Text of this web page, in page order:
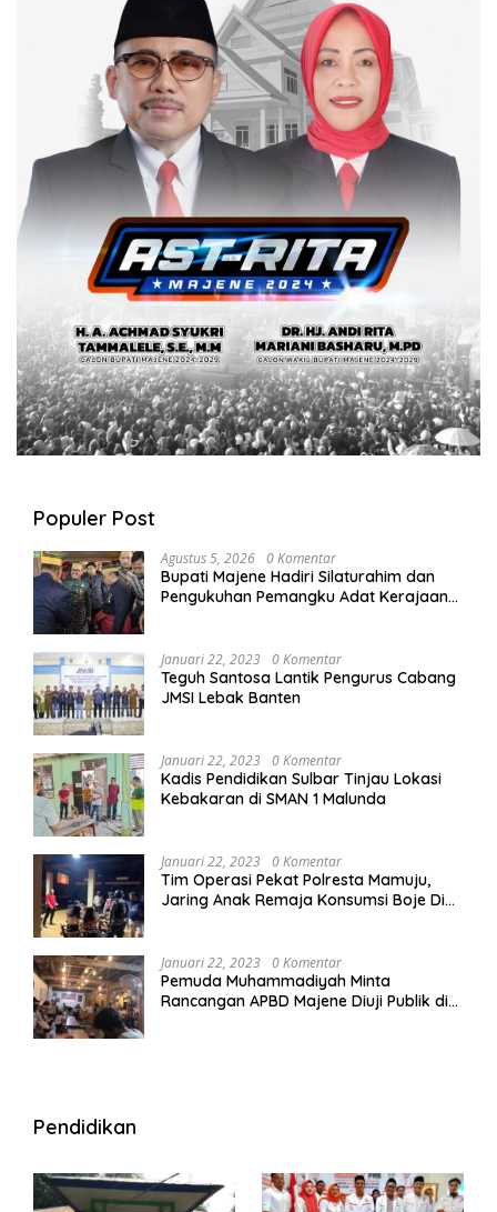
Populer Post
Agustus 5, 2026 0 Komentar
Bupati Majene Hadiri Silaturahim dan
Pengukuhan Pemangku Adat Kerajaan
Januari 22, 2023 0 Komentar
Teguh Santosa Lantik Pengurus Cabang
JMSI Lebak Banten
Januari 22, 2023 0 Komentar
Kadis Pendidikan Sulbar Tinjau Lokasi
Kebakaran di SMAN 1 Malunda
Januari 22, 2023 0 Komentar
Tim Operasi Pekat Polresta Mamuju,
Jaring Anak Remaja Konsumsi Boje Di
Januari 22, 2023 0 Komentar
Pemuda Muhammadiyah Minta
Rancangan APBD Majene Diuji Publik di
Pendidikan